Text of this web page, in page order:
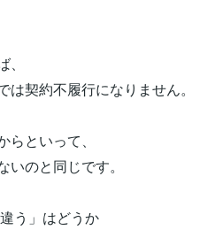
は契約不履行になりません。
といって、
のと同じです。
う」はどうか